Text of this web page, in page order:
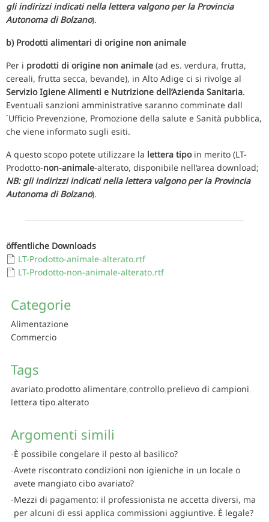
gli indirizzi indicati nella lettera valgono per la Provincia
Autonoma di Bolzano).
b) Prodotti alimentari di origine non animale
Per i prodotti di origine non animale (ad es. verdura, frutta,
cereali, frutta secca, bevande), in Alto Adige ci si rivolge al
Servizio Igiene Alimenti e Nutrizione dell’Azienda Sanitaria.
Eventuali sanzioni amministrative saranno comminate dall
´Ufficio Prevenzione, Promozione della salute e Sanità pubblica,
che viene informato sugli esiti.
A questo scopo potete utilizzare la lettera tipoin merito (LT-
Prodotto-non-animale-alterato, disponibile nell‘area download;
NB: gli indirizzi indicati nella lettera valgono per la Provincia
Autonoma di Bolzano).
öffentliche Downloads
LT-Prodotto-animale-alterato.rtf
LT-Prodotto-non-animale-alterato.rtf
Categorie
Alimentazione
Commercio
Tags
avariato prodotto alimentare controllo prelievo di campioni
lettera tipo alterato
Argomenti simili
È possibile congelare il pesto al basilico?
Avete riscontrato condizioni non igieniche in un locale o
avete mangiato cibo avariato?
Mezzi di pagamento: il professionista ne accetta diversi, ma
per alcuni di essi applica commissioni aggiuntive. È legale?